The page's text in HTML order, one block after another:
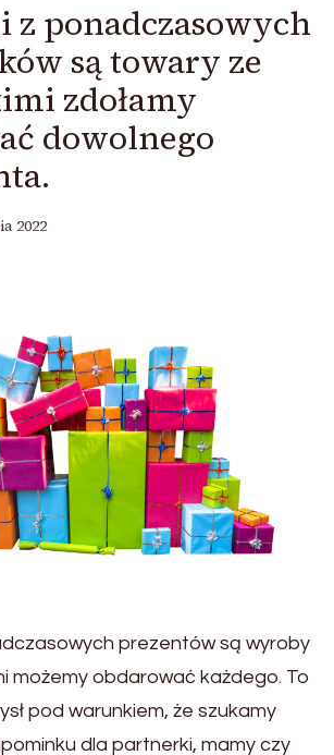
z ponadczasowych
są towary ze
zdołamy
dowolnego
2022
prezentów są wyroby
możemy obdarować każdego. To
pod warunkiem, że szukamy
dla partnerki, mamy czy